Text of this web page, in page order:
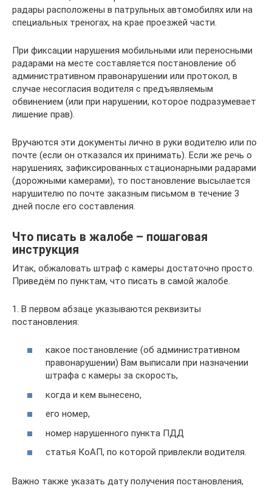
радары расположены в патрульных автомобилях или на
специальных треногах, на крае проезжей части.
При фиксации нарушения мобильными или переносными
радарами на месте составляется постановление об
административном правонарушении или протокол, в
случае несогласия водителя с предъявляемым
обвинением (или при нарушении, которое подразумевает
лишение прав).
Вручаются эти документы лично в руки водителю или по
почте (если он отказался их принимать). Если же речь о
нарушениях, зафиксированных стационарными радарами
(дорожными камерами), то постановление высылается
нарушителю по почте заказным письмом в течение 3
дней после его составления.
Что писать в жалобе – пошаговая
инструкция
Итак, обжаловать штраф с камеры достаточно просто.
Приведём по пунктам, что писать в самой жалобе.
1. В первом абзаце указываются реквизиты
постановления:
какое постановление (об административном
правонарушении) Вам выписали при назначении
штрафа с камеры за скорость,
когда и кем вынесено,
его номер,
номер нарушенного пункта ПДД
статья КоАП, по которой привлекли водителя.
Важно также указать дату получения постановления,